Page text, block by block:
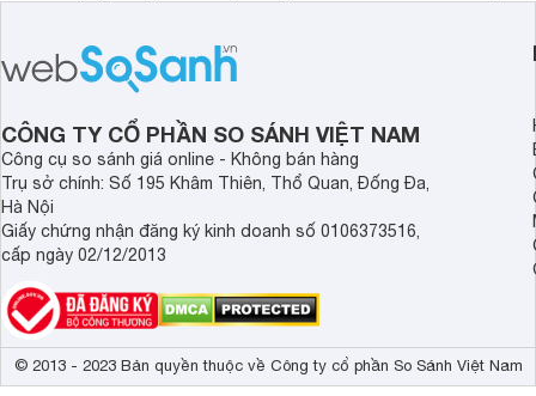
công nghệ bảo quản hiện đại, đáp ứng
tốt nhu cầu lưu trữ thực phẩm của gia
mức giá bán dễ
nhiều khách hàng
CÔNG TY CỔ PHẦN SO SÁNH VIỆT NAM
Công cụ so sánh giá online - Không bán hàng
Trụ sở chính: Số 195 Khâm Thiên, Thổ Quan, Đống Đa,
Hà Nội
Giấy chứng nhận đăng ký kinh doanh số 0106373516,
cấp ngày 02/12/2013
© 2013 - 2023 Bản quyền thuộc về Công ty cổ phần So Sánh Việt Nam